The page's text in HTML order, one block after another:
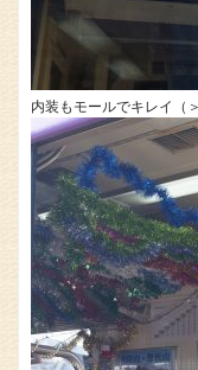
内装もモールでキレイ（